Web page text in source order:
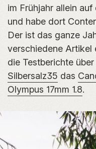
im Frühjahr allein
und habe dort
Der ist das ganze
verschiedene Artikel
die Testberichte
Silbersalz35 das
Olympus 17mm 1.8.